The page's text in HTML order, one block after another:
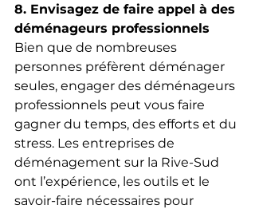
8. Envisagez de faire appel à des
déménageurs professionnels
Bien que de nombreuses
personnes préfèrent déménager
seules, engager des déménageurs
professionnels peut vous faire
gagner du temps, des efforts et du
stress. Les entreprises de
déménagement sur la Rive-Sud
ont l’expérience, les outils et le
savoir-faire nécessaires pour